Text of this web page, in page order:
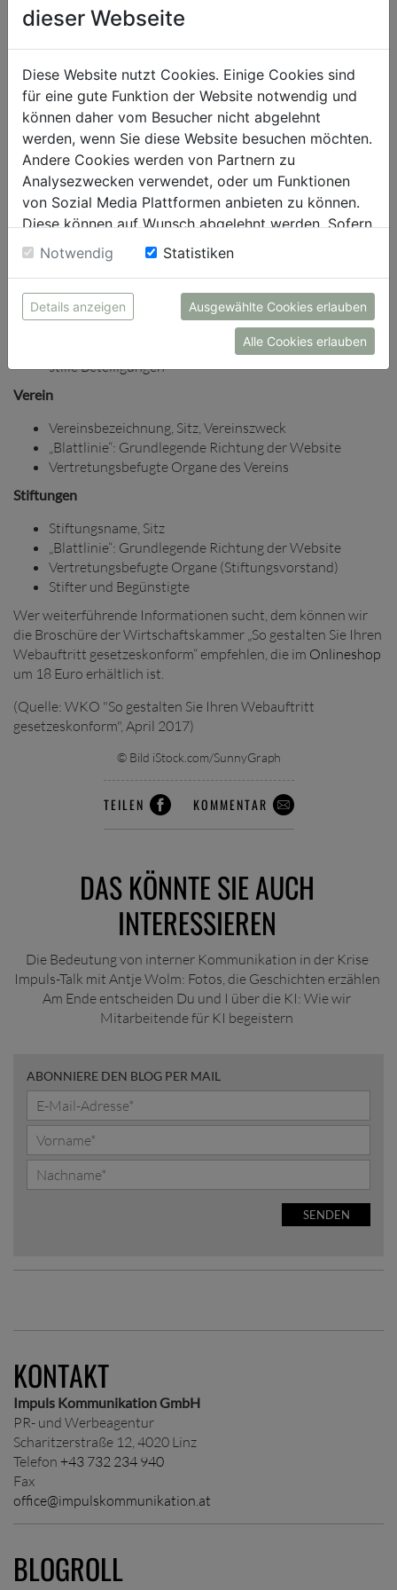
Firma, Sitz, Unternehmensgegenstand
„Blattlinie“: Grundlegende Richtung der Website
Geschäftsführender Gesellschafter
Beteiligungsverhältnisse inkl. Treuhandschaften und
stille Beteiligungen
GmbH
Firma, Sitz, Unternehmensgegenstand
„Blattlinie“: Grundlegende Richtung der Website
Geschäftsführer und evtl. Mitglieder des Aufsichtsrats
Beteiligungsverhältnisse inkl. Treuhandschaften und
stille Beteiligungen
AG
Firma, Sitz, Unternehmensgegenstand
„Blattlinie“: Grundlegende Richtung der Website
Mitglieder des Vorstands und des Aufsichtsrats
Beteiligungsverhältnisse inkl. Treuhandschaften und
stille Beteiligungen
Verein
Vereinsbezeichnung, Sitz, Vereinszweck
„Blattlinie“: Grundlegende Richtung der Website
Vertretungsbefugte Organe des Vereins
Stiftungen
Stiftungsname, Sitz
„Blattlinie“: Grundlegende Richtung der Website
Vertretungsbefugte Organe (Stiftungsvorstand)
Stifter und Begünstigte
Wer weiterführende Informationen sucht, dem können wir
die Broschüre der Wirtschaftskammer „So gestalten Sie Ihren
Webauftritt gesetzeskonform“ empfehlen, die im Onlineshop
um 18 Euro erhältlich ist.
(Quelle: WKO "So gestalten Sie Ihren Webauftritt
gesetzeskonform", April 2017)
© Bild iStock.com/SunnyGraph
TEILEN KOMMENTAR
DAS KÖNNTE SIE AUCH
INTERESSIEREN
Die Bedeutung von interner Kommunikation in der Krise
Impuls-Talk mit Antje Wolm: Fotos, die Geschichten erzählen
Am Ende entscheiden Du und I über die KI: Wie wir
Mitarbeitende für KI begeistern
ABONNIERE DEN BLOG PER MAIL
SENDEN
KONTAKT
Impuls Kommunikation GmbH
PR- und Werbeagentur
Scharitzerstraße 12, 4020 Linz
Telefon +43 732 234 940
Fax
office@impulskommunikation.at
BLOGROLL
dieser Webseite
Diese Website nutzt Cookies. Einige Cookies sind
für eine gute Funktion der Website notwendig und
können daher vom Besucher nicht abgelehnt
werden, wenn Sie diese Website besuchen möchten.
Andere Cookies werden von Partnern zu
Analysezwecken verwendet, oder um Funktionen
von Sozial Media Plattformen anbieten zu können.
Diese können auf Wunsch abgelehnt werden. Sofern
sie unsere Webseite weiter nutzen, geben Sie
Einwilligung zu unseren Cookies.
Notwendig Statistiken
Details anzeigen Ausgewählte Cookies erlauben
Alle Cookies erlauben